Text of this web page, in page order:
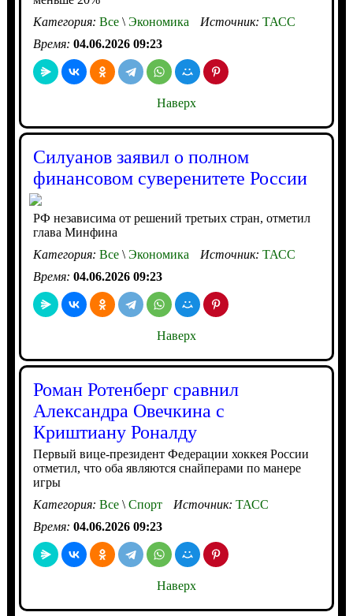
Категория: Все\Экономика Источник: ТАСС
Время: 04.06.2026 09:23
Наверх
Силуанов заявил о полном
финансовом суверенитете России
РФ независима от решений третьих стран, отметил
глава Минфина
Категория: Все\Экономика Источник: ТАСС
Время: 04.06.2026 09:23
Наверх
Роман Ротенберг сравнил
Александра Овечкина с
Криштиану Роналду
Первый вице-президент Федерации хоккея России
отметил, что оба являются снайперами по манере
игры
Категория: Все\Спорт Источник: ТАСС
Время: 04.06.2026 09:23
Наверх